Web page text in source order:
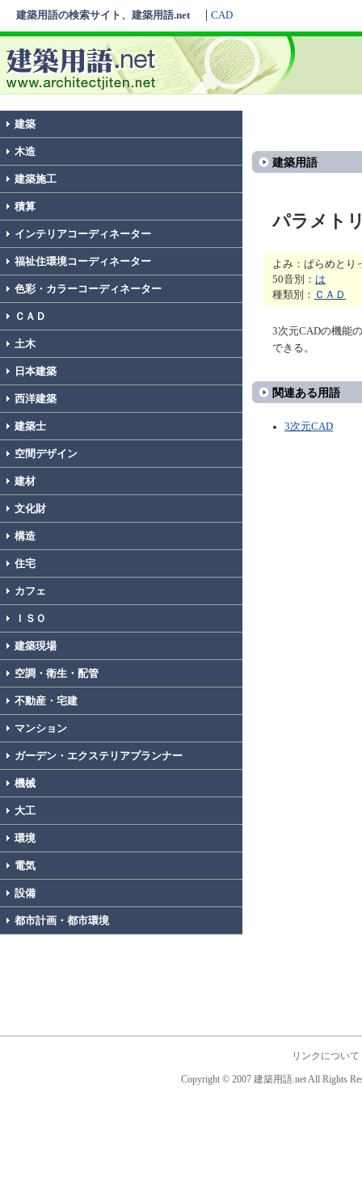
建築用語の検索サイト、建築用語.net CAD
建築
木造
建築施工
積算
インテリアコーディネーター
福祉住環境コーディネーター
色彩・カラーコーディネーター
ＣＡＤ
土木
日本建築
西洋建築
建築士
空間デザイン
建材
文化財
構造
住宅
カフェ
ＩＳＯ
建築現場
空調・衛生・配管
不動産・宅建
マンション
ガーデン・エクステリアプランナー
機械
大工
環境
電気
設備
都市計画・都市環境
建築用語
パラメト
よみ：ぱらめとり
50音別： は
種類別： ＣＡＤ
3次元CADの機能
できる。
関連ある用語
3次元CAD
リンクについて
Copyright © 2007 建築用語.net All Rights